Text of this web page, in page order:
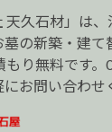
天久石材」は
の新築・建
り無料です。
お問い合わせ